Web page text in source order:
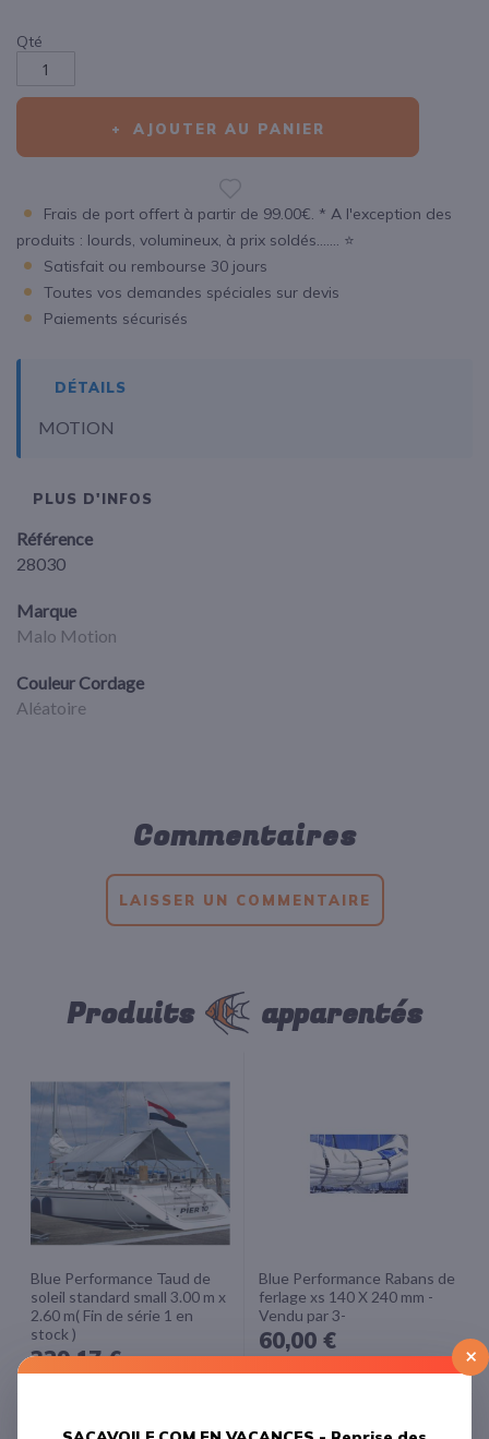
Qté
AJOUTER AU PANIER
Frais de port offert à partir de 99.00€. * A l'exception des
produits : lourds, volumineux, à prix soldés....... ⭐
Satisfait ou rembourse 30 jours
Toutes vos demandes spéciales sur devis
Paiements sécurisés
DÉTAILS
MOTION
PLUS D'INFOS
Référence
28030
Marque
Malo Motion
Couleur Cordage
Aléatoire
Commentaires
LAISSER UN COMMENTAIRE
Produits apparentés
Blue Performance Taud de
soleil standard small 3.00 m x
2.60 m( Fin de série 1 en
stock )
329,17 €
Blue Performance Rabans de
ferlage xs 140 X 240 mm -
Vendu par 3-
60,00 €
×